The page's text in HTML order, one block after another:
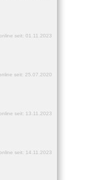
seit: 01.11.2023
seit: 25.07.2020
seit: 13.11.2023
seit: 14.11.2023